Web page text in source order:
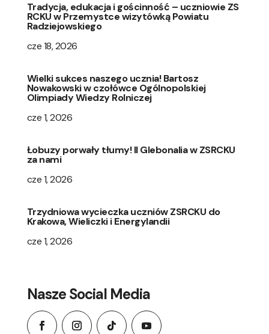
Tradycja, edukacja i gościnność – uczniowie ZS
RCKU w Przemystce wizytówką Powiatu
Radziejowskiego
cze 18, 2026
Wielki sukces naszego ucznia! Bartosz
Nowakowski w czołówce Ogólnopolskiej
Olimpiady Wiedzy Rolniczej
cze 1, 2026
Łobuzy porwały tłumy! II Glebonalia w ZSRCKU
za nami
cze 1, 2026
Trzydniowa wycieczka uczniów ZSRCKU do
Krakowa, Wieliczki i Energylandii
cze 1, 2026
Nasze Social Media